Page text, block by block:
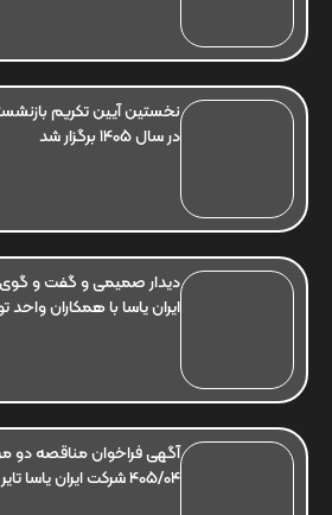
نخستین آیین تکریم
در سال 1405 برگزار شد
دیدار صمیمی و گفت و
ایران یاسا با همکاران واحد
آگهی فراخوان مناقصه دو
405/04 شرکت ایران یاسا تایر و رابر